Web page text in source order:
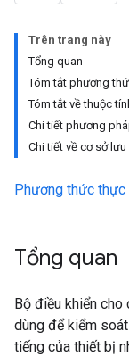
Trên trang này
Tổng quan
Tóm tắt phương
Tóm tắt về thuộc
Chi tiết phương
Chi tiết về cơ sở lưu
Phương thức thực
Tổng quan
Bộ điều khiển
dùng để kiểm
tiếng của thiết bị